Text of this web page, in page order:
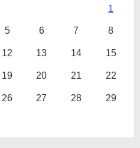
1
5 6 7 8
12 13 14 15
19 20 21 22
26 27 28 29